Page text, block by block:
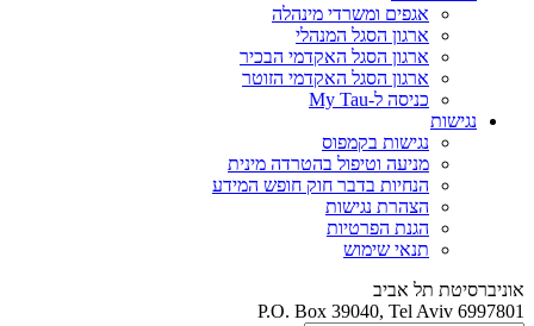
אגפים ומשרדי מינהלה
ארגון הסגל המנהלי
ארגון הסגל האקדמי הבכיר
ארגון הסגל האקדמי הזוטר
כניסה ל-My Tau
נגישות
נגישות בקמפוס
מניעה וטיפול בהטרדה מינית
הנחיות בדבר חוק חופש המידע
הצהרת נגישות
הגנת הפרטיות
תנאי שימוש
אוניברסיטת תל אביב
P.O. Box 39040, Tel Aviv 6997801